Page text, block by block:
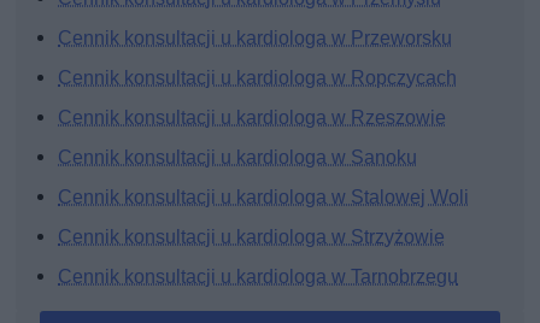
Cennik konsultacji u kardiologa w Przeworsku
Cennik konsultacji u kardiologa w Ropczycach
Cennik konsultacji u kardiologa w Rzeszowie
Cennik konsultacji u kardiologa w Sanoku
Cennik konsultacji u kardiologa w Stalowej Woli
Cennik konsultacji u kardiologa w Strzyżowie
Cennik konsultacji u kardiologa w Tarnobrzegu